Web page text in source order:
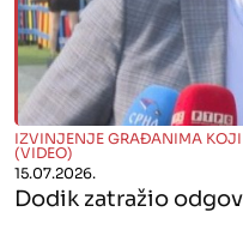
" alt="">
IZVINJENJE GRAĐANIMA
(VIDEO)
15.07.2026.
Dodik zatražio